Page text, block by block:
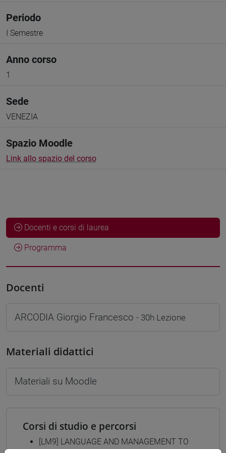
Periodo
I Semestre
Anno corso
1
Sede
VENEZIA
Spazio Moodle
Link allo spazio del corso
Docenti e corsi di laurea
Programma
Docenti
ARCODIA Giorgio Francesco - 30h Lezione
Materiali didattici
Materiali su Moodle
Corsi di studio e percorsi
[LM9] LANGUAGE AND MANAGEMENT TO